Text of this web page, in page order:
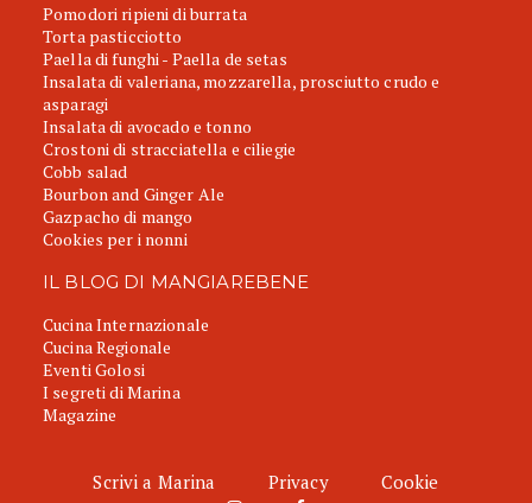
Pomodori ripieni di burrata
Torta pasticciotto
Paella di funghi - Paella de setas
Insalata di valeriana, mozzarella, prosciutto crudo e
asparagi
Insalata di avocado e tonno
Crostoni di stracciatella e ciliegie
Cobb salad
Bourbon and Ginger Ale
Gazpacho di mango
Cookies per i nonni
IL BLOG DI MANGIAREBENE
Cucina Internazionale
Cucina Regionale
Eventi Golosi
I segreti di Marina
Magazine
Scrivi a Marina Privacy Cookie